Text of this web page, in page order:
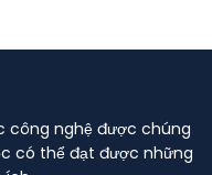
công nghệ được chúng
có thể đạt được những